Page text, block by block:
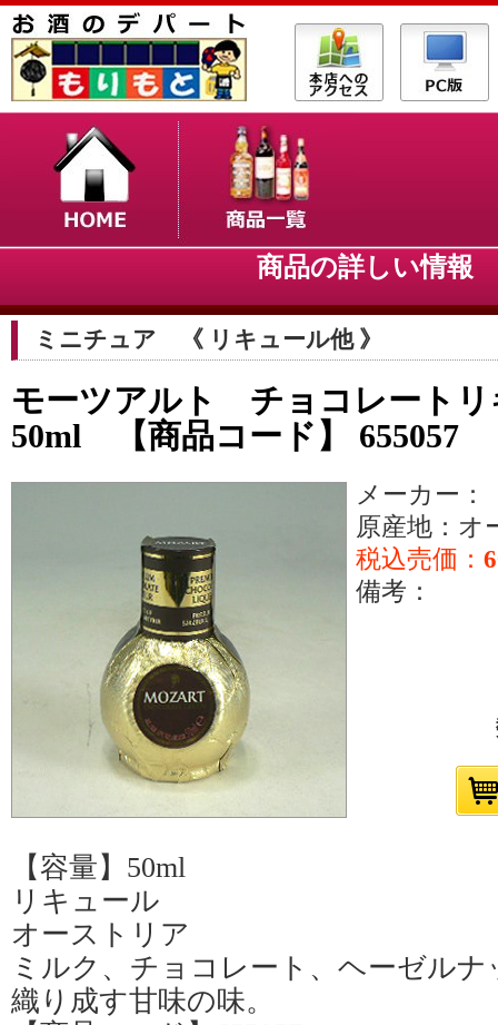
商品の詳しい情
ミニチュア 《 リキュール他 》
モーツアルト チョコレート
50ml 【商品コード】 655057
メーカー：
原産地：
税込売価：
備考：
【容量】50ml
リキュール
オーストリア
ミルク、チョコレート、ヘーゼル
織り成す甘味の味。